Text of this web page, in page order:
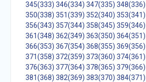
345(333) 346(334) 347(335) 348(336)
350(338) 351(339) 352(340) 353(341)
356(343) 357(344) 358(345) 359(346)
361(348) 362(349) 363(350) 364(351)
366(353) 367(354) 368(355) 369(356)
371(358) 372(359) 373(360) 374(361)
376(363) 377(364) 378(365) 379(366)
381(368) 382(369) 383(370) 384(371)